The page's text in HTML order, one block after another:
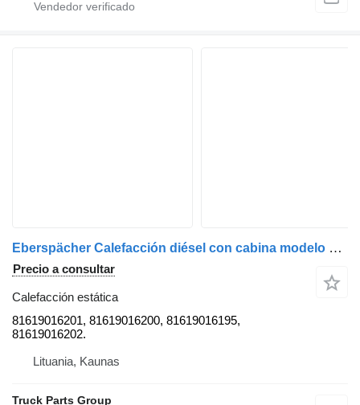
Eberspächer Calefacción diésel con cabina modelo TGX/TGS EURO6 con emisiones TG3, webasto, e 81619016201 calefacción estática para MAN TGX / TGS cabeza tractora
Precio a consultar
Calefacción estática
81619016201, 81619016200, 81619016195,
81619016202.
Lituania, Kaunas
Truck Parts Group